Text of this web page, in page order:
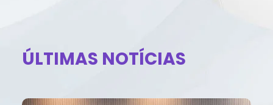
ÚLTIMAS NOTÍCIAS